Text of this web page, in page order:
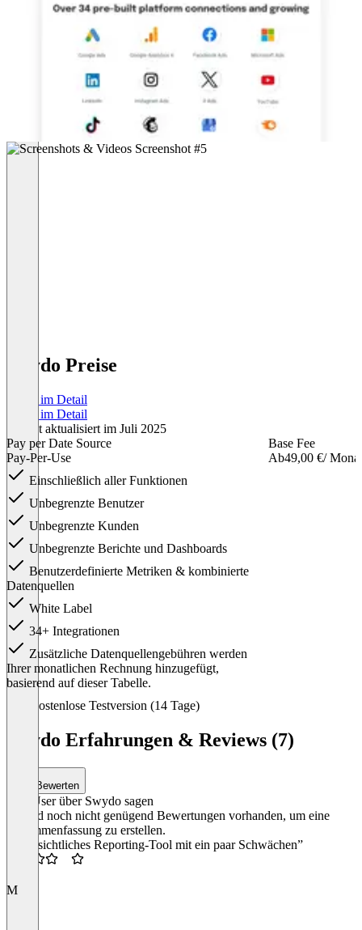
Swydo Preise
Preise im Detail
Preise im Detail
Zuletzt aktualisiert im Juli 2025
Pay per Date Source
Pay-Per-Use
Einschließlich aller Funktionen
Unbegrenzte Benutzer
Unbegrenzte Kunden
Unbegrenzte Berichte und Dashboards
Benutzerdefinierte Metriken & kombinierte
Datenquellen
White Label
34+ Integrationen
Zusätzliche Datenquellengebühren werden
Ihrer monatlichen Rechnung hinzugefügt,
basierend auf dieser Tabelle.
Base Fee
Ab49,00 €/ Monat
Kostenlose Testversion (14 Tage)
Swydo Erfahrungen & Reviews (7)
Bewerten
Was User über Swydo sagen
Es sind noch nicht genügend Bewertungen vorhanden, um eine
Zusammenfassung zu erstellen.
“Übersichtliches Reporting-Tool mit ein paar Schwächen”
M